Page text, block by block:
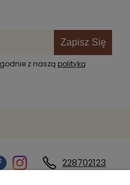
Zapisz Się
z naszą polityką
228702123